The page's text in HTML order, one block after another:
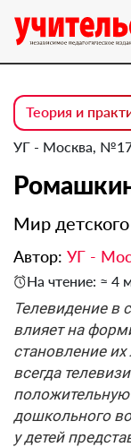
Теория и
УГ - Москва, №17
Мир
Автор: УГ -
На чтение: ≈ 4
Телевидение в
влияет на
становление
всегда
дошкольного
у детей